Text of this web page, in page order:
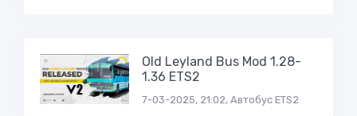
Old Leyland Bus Mod 1.28-
1.36 ETS2
7-03-2025, 21:02, Автобус ETS2